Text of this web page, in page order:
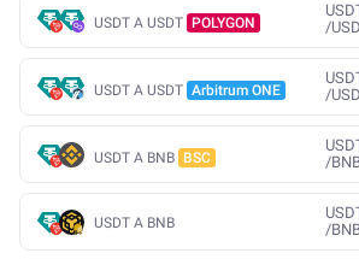
USDT A USDT POLYGON
/
USDT A USDT Arbitrum ONE
/
USDT A BNB BSC
/
USDT A BNB
/